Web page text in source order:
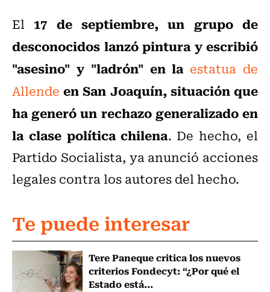
El 17 de septiembre, un grupo de
desconocidos lanzó pintura y escribió
"asesino" y "ladrón" en la estatua de
Allende en San Joaquín, situación que
ha generó un rechazo generalizado en
la clase política chilena. De hecho, el
Partido Socialista, ya anunció acciones
legales contra los autores del hecho.
Te puede interesar
Tere Paneque critica los nuevos
criterios Fondecyt: “¿Por qué el
Estado está...